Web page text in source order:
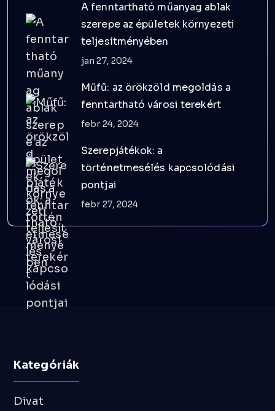
A fenntartható műanyag ablak
szerepe az épületek környezeti
teljesítményében
jan 27, 2024
Műfű: az örökzöld megoldás a
fenntartható városi terekért
febr 24, 2024
Szerepjátékok: a
történetmesélés kapcsolódási
pontjai
febr 27, 2024
Kategóriák
Divat